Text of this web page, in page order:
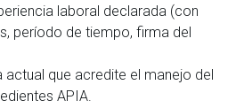
laboral declarada (con
período de tiempo, firma del
actual que acredite el manejo del
APIA.